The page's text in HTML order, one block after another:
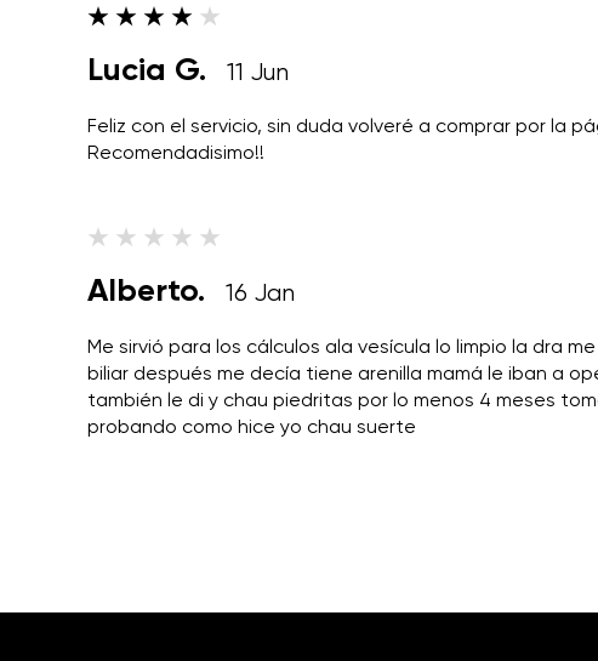
Lucia G. 11 Jun
Feliz con el servicio, sin duda volveré a comprar por la
Recomendadisimo!!
Alberto. 16 Jan
Me sirvió para los cálculos ala vesícula lo limpio la dra
biliar después me decía tiene arenilla mamá le iban a
también le di y chau piedritas por lo menos 4 meses
probando como hice yo chau suerte